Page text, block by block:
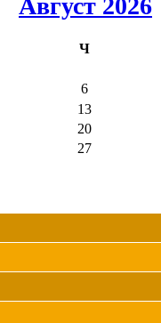
Ч
6
13
20
27